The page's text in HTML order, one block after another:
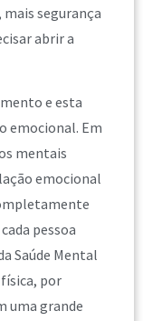
segurança
abrir a
e esta
emocional. Em
mentais
emocional
pessoa
Saúde Mental
por
uma grande